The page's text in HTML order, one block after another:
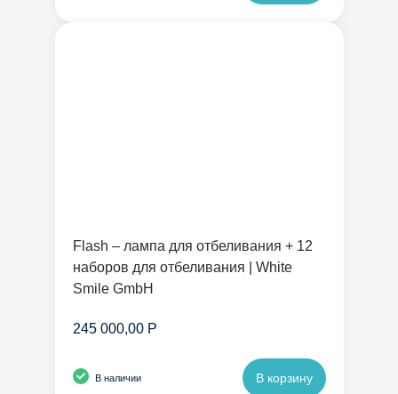
Flash – лампа для отбеливания + 12
наборов для отбеливания | White
Smile GmbH
245 000,00 Р
В наличии В корзину